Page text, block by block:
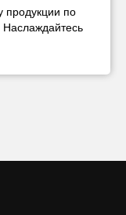
продукции по